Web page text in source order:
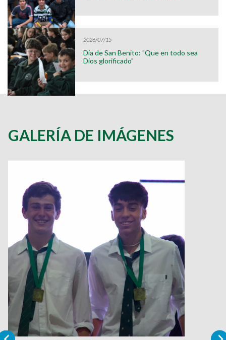
2026/07/15
Día de San Benito: "Que en todo sea
Dios glorificado"
GALERÍA DE IMÁGENES